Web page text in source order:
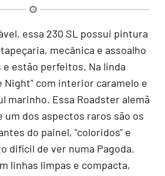
essa 230 SL possui pintura
mecânica e assoalho
estão perfeitos. Na linda
Night" com interior caramelo e
marinho. Essa Roadster alemã
um dos aspectos raros são os
do painel, "coloridos" e
difícil de ver numa Pagoda.
linhas limpas e compacta,